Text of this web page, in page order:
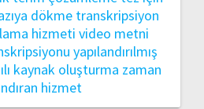
dökme transkripsiyon
hizmeti video metni
yapılandırılmış
kaynak oluşturma zaman
hizmet